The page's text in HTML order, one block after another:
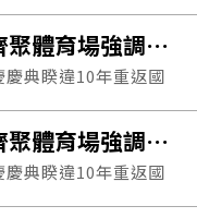
糖自主送驗及主管機
新加坡慶獨立61週年 萬人齊聚體育場強調國家敘事
典睽違10年重返國
「敘述新加坡的故
新加坡慶獨立61週年 萬人齊聚體育場強調國家敘事
典睽違10年重返國
「敘述新加坡的故